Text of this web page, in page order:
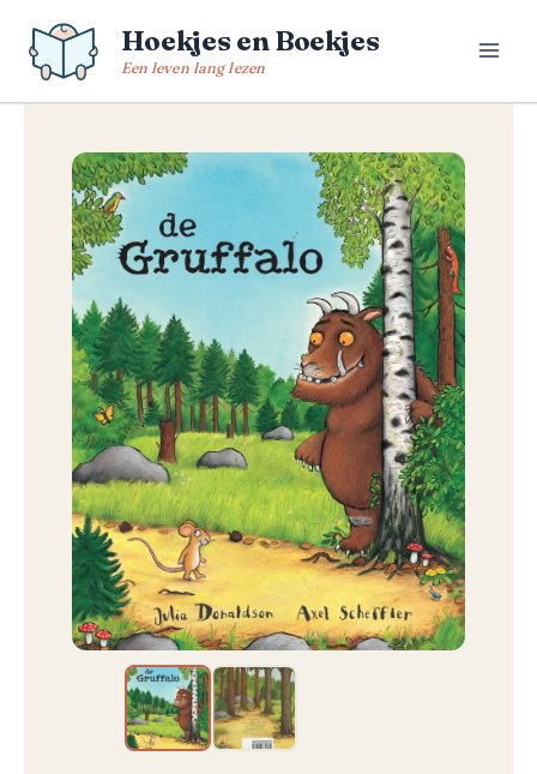
naar
Hoekjes en Boekjes
Een leven lang lezen